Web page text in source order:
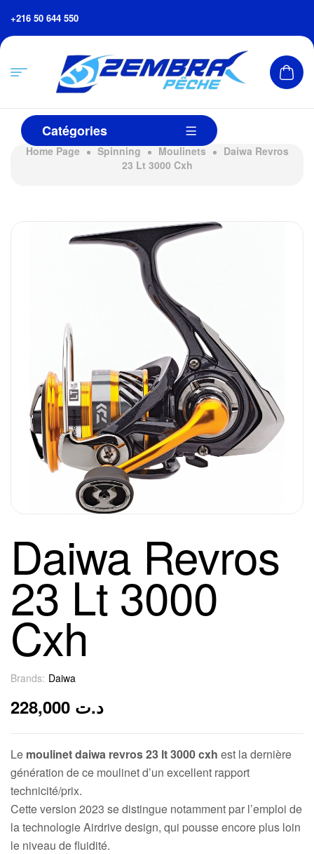
+216 50 644 550
Catégories
Home Page Spinning Moulinets
Daiwa Revros
23 Lt 3000 Cxh
Daiwa Revros
23 Lt 3000
Cxh
Brands: Daiwa
د.ت
Le moulinet daiwa revros 23 lt 3000 cxh est la dernière
génération de ce moulinet d’un excellent rapport
technicité/prix.
Cette version 2023 se distingue notamment par l’emploi de
la technologie Airdrive design, qui pousse encore plus loin
le niveau de fluidité.